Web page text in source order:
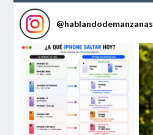
@hablandodemanzanas